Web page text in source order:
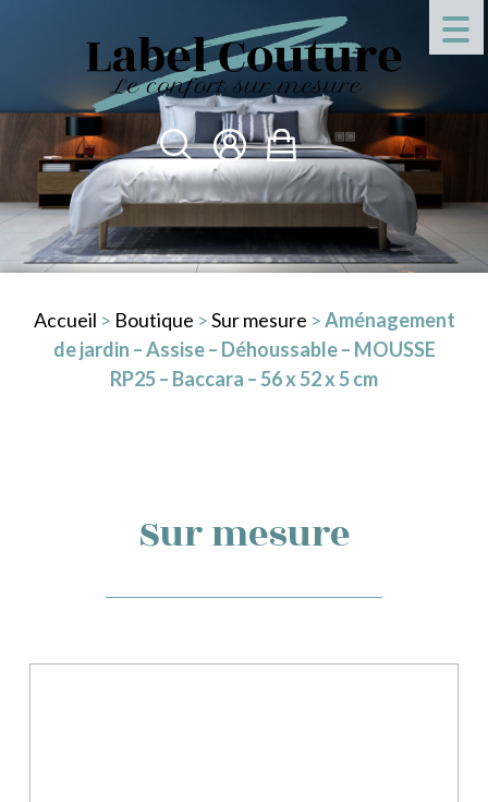
Accueil > Boutique >Sur mesure >Aménagement
de jardin – Assise – Déhoussable – MOUSSE
RP25 – Baccara – 56 x 52 x 5 cm
Sur mesure